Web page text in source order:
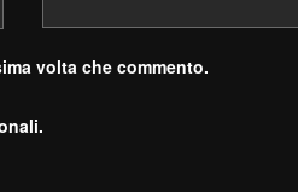
volta che commento.